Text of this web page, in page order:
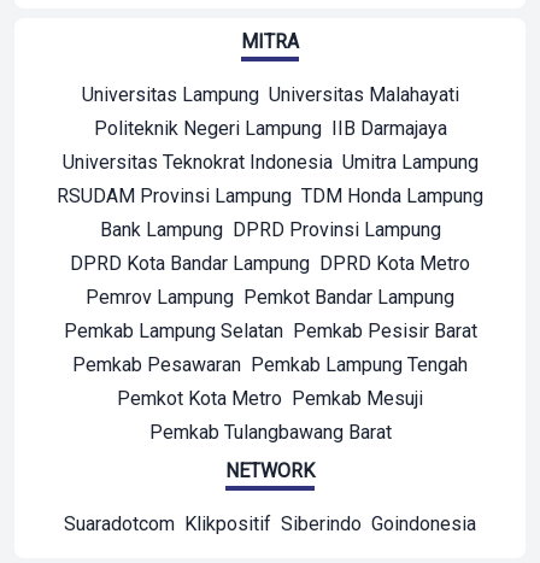
MITRA
Universitas Lampung Universitas Malahayati
Politeknik Negeri Lampung IIB Darmajaya
Universitas Teknokrat Indonesia Umitra Lampung
RSUDAM Provinsi Lampung TDM Honda Lampung
Bank Lampung DPRD Provinsi Lampung
DPRD Kota Bandar Lampung DPRD Kota Metro
Pemrov Lampung Pemkot Bandar Lampung
Pemkab Lampung Selatan Pemkab Pesisir Barat
Pemkab Pesawaran Pemkab Lampung Tengah
Pemkot Kota Metro Pemkab Mesuji
Pemkab Tulangbawang Barat
NETWORK
Suaradotcom Klikpositif Siberindo Goindonesia